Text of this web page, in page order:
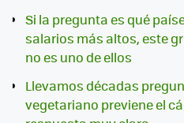
Si la pregunta es qué
salarios más altos, este
no es uno de ellos
Llevamos décadas
vegetariano previene el